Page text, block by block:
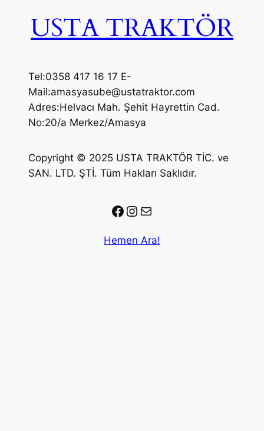
USTA TRAKTÖR
Tel:0358 417 16 17 E-
Mail:amasyasube@ustatraktor.com
Adres:Helvacı Mah. Şehit Hayrettin Cad.
No:20/a Merkez/Amasya
Copyright © 2025 USTA TRAKTÖR TİC. ve
SAN. LTD. ŞTİ. Tüm Hakları Saklıdır.
Facebook
Instagram
E-posta
Hemen Ara!